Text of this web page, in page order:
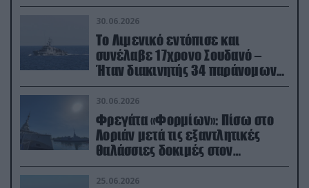
30.06.2026
Το Λιμενικό εντόπισε και
συνέλαβε 17χρονο Σουδανό –
Ήταν διακινητής 34 παράνομων
μεταναστών
30.06.2026
Φρεγάτα «Φορμίων»: Πίσω στο
Λοριάν μετά τις εξαντλητικές
θαλάσσιες δοκιμές στον
απαιτητικό Βισκαϊκό
25.06.2026